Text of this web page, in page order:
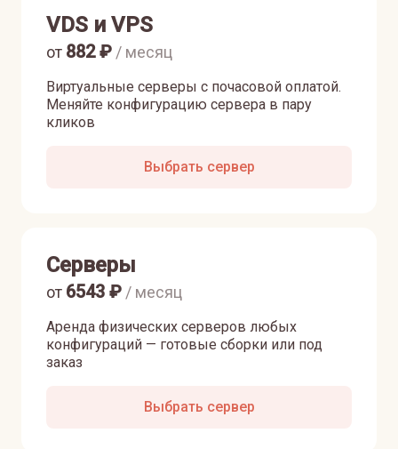
VDS и VPS
Виртуальные серверы с почасовой оплатой.
Меняйте конфигурацию сервера в пару
кликов
от 882₽ / месяц
Выбрать сервер
Серверы
Аренда физических серверов любых
конфигураций — готовые сборки или под
заказ
от 6543 ₽ / месяц
Выбрать сервер